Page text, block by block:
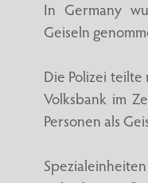
In Germany
Geiseln
Die Polizei teilte
Volksbank im
Personen als